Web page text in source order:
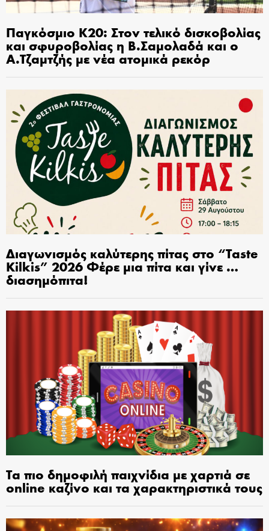
Παγκόσμιο Κ20: Στον τελικό δισκοβολίας
και σφυροβολίας η Β.Σαμολαδά και ο
Α.Τζαμτζής με νέα ατομικά ρεκόρ
Διαγωνισμός καλύτερης πίτας στο “Taste
Kilkis” 2026 Φέρε μια πίτα και γίνε …
διασημόπιτα!
Τα πιο δημοφιλή παιχνίδια με χαρτιά σε
online καζίνο και τα χαρακτηριστικά τους